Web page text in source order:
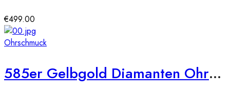
€499.00
Ohrschmuck
585er Gelbgold Diamanten Ohrstecker 6er Krappe